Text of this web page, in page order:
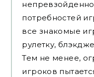
потребностей
все знакомые
рулетку,
Тем не менее,
игроков